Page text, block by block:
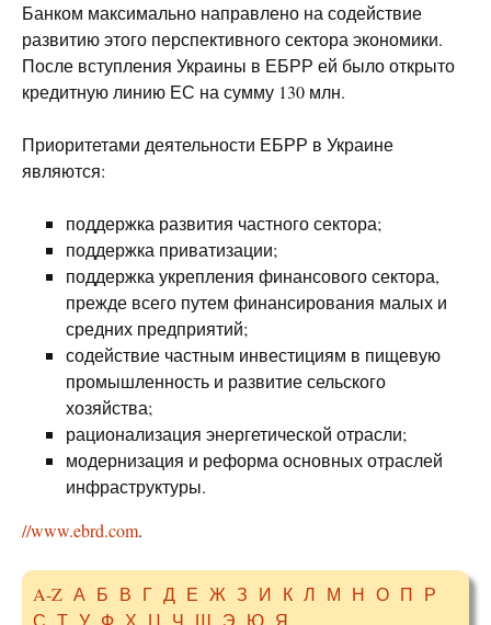
Банком максимально направлено на содействие
развитию этого перспективного сектора экономики.
После вступления Украины в ЕБРР ей было открыто
кредитную линию ЕС на сумму 130 млн.
Приоритетами деятельности ЕБРР в Украине
являются:
поддержка развития частного сектора;
поддержка приватизации;
поддержка укрепления финансового сектора,
прежде всего путем финансирования малых и
средних предприятий;
содействие частным инвестициям в пищевую
промышленность и развитие сельского
хозяйства;
рационализация энергетической отрасли;
модернизация и реформа основных отраслей
инфраструктуры.
//www.ebrd.com.
A-Z А Б В Г Д Е Ж З И К Л М Н О П Р
С Т У Ф Х Ц Ч Ш Э Ю Я